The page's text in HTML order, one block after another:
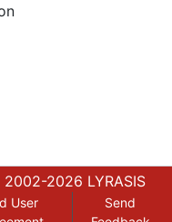
2026 LYRASIS
User
Send